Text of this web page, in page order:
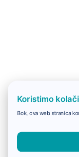
Koristimo
Bok, ova web stranica